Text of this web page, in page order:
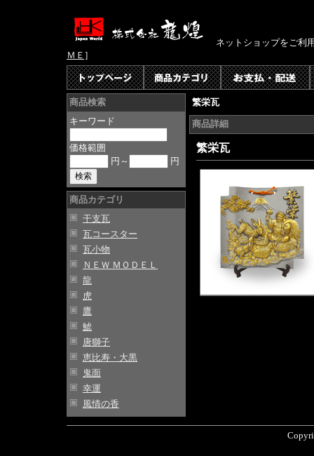
ネットショップをご利
ＭＥ]
商品検索
キーワード
価格範囲
円～
円
商品カテゴリ
干支瓦
瓦コースター
瓦小物
ＮＥＷ ＭＯＤＥＬ
龍
虎
鷹
鯱
唐獅子
恵比寿・大黒
鬼面
幸運
風情の香
繁栄瓦
商品詳細
繁栄瓦